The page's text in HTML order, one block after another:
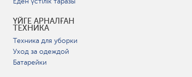
ҮЙГЕ АРНАЛҒАН
ТЕХНИКА
Техника для уборки
Уход за одеждой
Батарейки